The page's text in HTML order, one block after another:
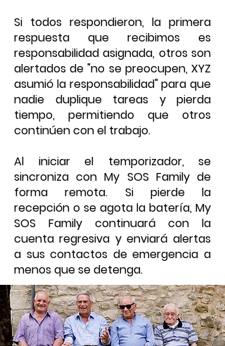
Si todos respondieron, la primera
respuesta que recibimos es
responsabilidad asignada, otros son
alertados de "no se preocupen, XYZ
asumió la responsabilidad" para que
nadie duplique tareas y pierda
tiempo, permitiendo que otros
continúen con el trabajo.
Al iniciar el temporizador, se
sincroniza con My SOS Family de
forma remota. Si pierde la
recepción o se agota la batería, My
SOS Family continuará con la
cuenta regresiva y enviará alertas
a sus contactos de emergencia a
menos que se detenga.